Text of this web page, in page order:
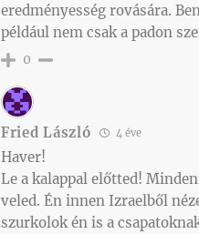
eredményesség rovására.
például nem csak a padon
0
Fried László 4 éve
Haver!
Le a kalappal előtted!
veled. Én innen Izraelből
szurkolok én is a